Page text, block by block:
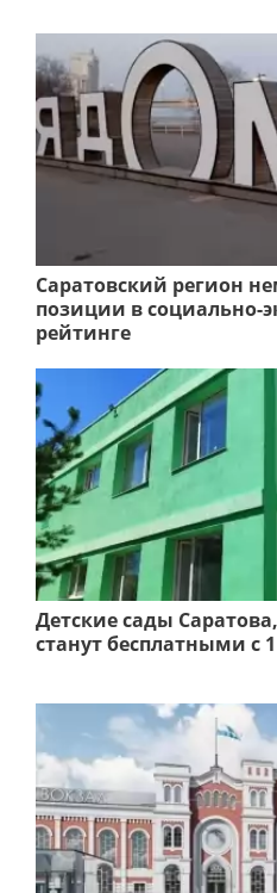
Саратовский регион
позиции в социально-
рейтинге
Детские сады
станут бесплатными с